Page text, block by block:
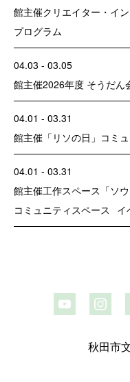
館主催クリエイター・イ
プログラム
04.03 - 03.05
館主催2026年度 そうだん
04.01 - 03.31
館主催 「リソの日」 コミ
04.01 - 03.31
館主催工作スペース「ソ
コミュニティスペース
イ
秋田市